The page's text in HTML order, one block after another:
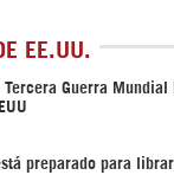
EE.UU.
Tercera Guerra
preparado para